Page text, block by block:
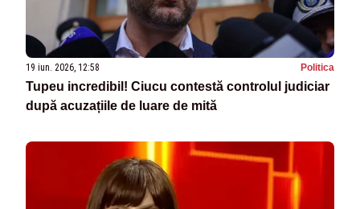
19 iun. 2026, 12:58 Politica
Tupeu incredibil! Ciucu contestă controlul judiciar
după acuzațiile de luare de mită